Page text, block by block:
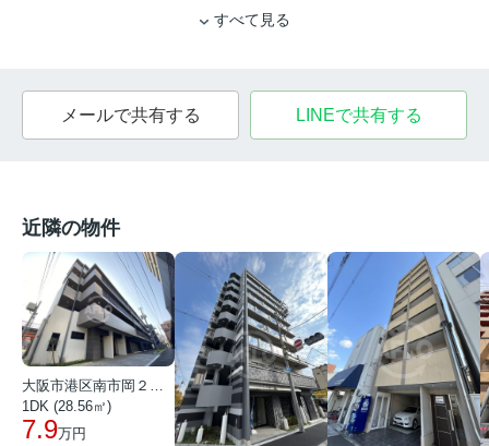
すべて見る
メールで共有する LINEで共有する
近隣の物件
大阪市港区南市岡２丁目
1DK (28.56㎡)
7.9万円